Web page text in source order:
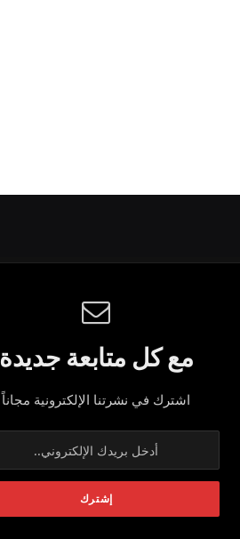
مع كل متابعة جديدة
اشترك في نشرتنا الإلكترونية مجاناً